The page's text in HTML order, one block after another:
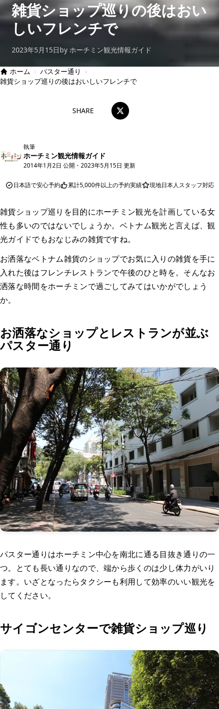
雑貨ショップ巡りの後はおい
しいフレンチで
2023年5月15日by ホーチミン観光情報ガイド
ホーム › パスター通り
›
雑貨ショップ巡りの後はおいしいフレンチで
SHARE
執筆
ホーチミン観光情報ガイド
2014年1月2日 公開 ・ 2023年5月15日 更新
日本語で安心予約 累計5,000件以上の予約実績 現地日本人スタッフ対応
雑貨ショップ巡りを目的にホーチミン観光を計画している女
性も多いのではないでしょうか。ベトナム観光と言えば、観
光ガイドでもおなじみの雑貨ですね。
お洒落なベトナム雑貨のショップでお気に入りの雑貨を手に
入れた後はフレンチレストランで午後のひと時を。そんなお
洒落な時間をホーチミンで過ごしてみてはいかがでしょう
か。
お洒落なショップとレストランが並ぶ
パスター通り
パスター通りはホーチミン中心を南北に通る目抜き通りの一
つ。とても長い通りなので、端から歩くのは少し体力がいり
ます。いざとなったらタクシーも利用して効率のいい観光を
してください。
サイゴンセンターで雑貨ショップ巡り